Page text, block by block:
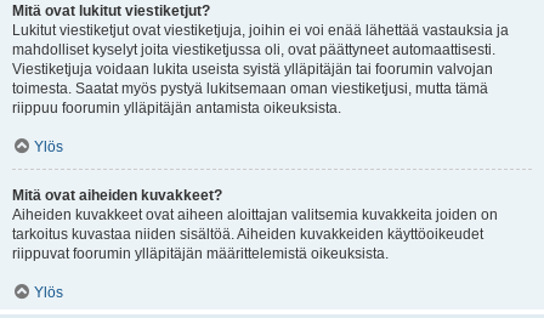
Mitä ovat lukitut viestiketjut?
Lukitut viestiketjut ovat viestiketjuja, joihin ei voi enää lähettää vastauksia ja
mahdolliset kyselyt joita viestiketjussa oli, ovat päättyneet automaattisesti.
Viestiketjuja voidaan lukita useista syistä ylläpitäjän tai foorumin valvojan
toimesta. Saatat myös pystyä lukitsemaan oman viestiketjusi, mutta tämä
riippuu foorumin ylläpitäjän antamista oikeuksista.
Ylös
Mitä ovat aiheiden kuvakkeet?
Aiheiden kuvakkeet ovat aiheen aloittajan valitsemia kuvakkeita joiden on
tarkoitus kuvastaa niiden sisältöä. Aiheiden kuvakkeiden käyttöoikeudet
riippuvat foorumin ylläpitäjän määrittelemistä oikeuksista.
Ylös